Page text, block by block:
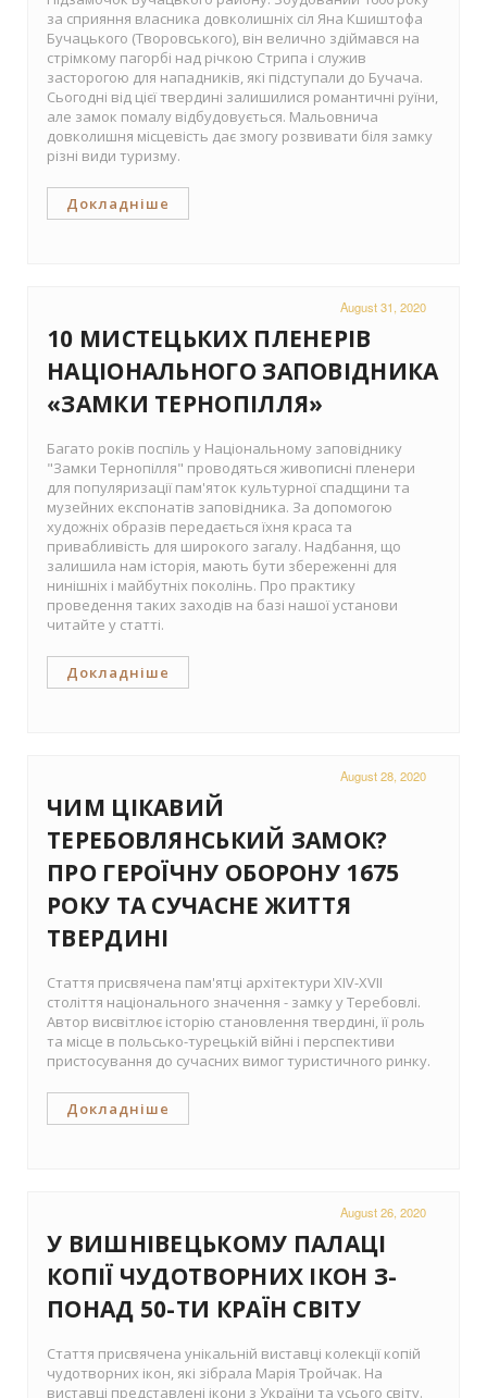
за сприяння власника довколишніх сіл Яна Кшиштофа
Бучацького (Творовського), він велично здіймався на
стрімкому пагорбі над річкою Стрипа і служив
засторогою для нападників, які підступали до Бучача.
Сьогодні від цієї твердині залишилися романтичні руїни,
але замок помалу відбудовується. Мальовнича
довколишня місцевість дає змогу розвивати біля замку
різні види туризму.
Докладніше
August 31, 2020
10 МИСТЕЦЬКИХ ПЛЕНЕРІВ
НАЦІОНАЛЬНОГО ЗАПОВІДНИКА
«ЗАМКИ ТЕРНОПІЛЛЯ»
Багато років поспіль у Національному заповіднику
"Замки Тернопілля" проводяться живописні пленери
для популяризації пам'яток культурної спадщини та
музейних експонатів заповідника. За допомогою
художніх образів передається їхня краса та
привабливість для широкого загалу. Надбання, що
залишила нам історія, мають бути збереженні для
нинішніх і майбутніх поколінь. Про практику
проведення таких заходів на базі нашої установи
читайте у статті.
Докладніше
August 28, 2020
ЧИМ ЦІКАВИЙ
ТЕРЕБОВЛЯНСЬКИЙ ЗАМОК?
ПРО ГЕРОЇЧНУ ОБОРОНУ 1675
РОКУ ТА СУЧАСНЕ ЖИТТЯ
ТВЕРДИНІ
Стаття присвячена пам'ятці архітектури XIV-XVII
століття національного значення - замку у Теребовлі.
Автор висвітлює історію становлення твердині, її роль
та місце в польсько-турецькій війні і перспективи
пристосування до сучасних вимог туристичного ринку.
Докладніше
August 26, 2020
У ВИШНІВЕЦЬКОМУ ПАЛАЦІ
КОПІЇ ЧУДОТВОРНИХ ІКОН З-
ПОНАД 50-ТИ КРАЇН СВІТУ
Стаття присвячена унікальній виставці колекції копій
чудотворних ікон, які зібрала Марія Тройчак. На
виставці представлені ікони з України та усього світу.